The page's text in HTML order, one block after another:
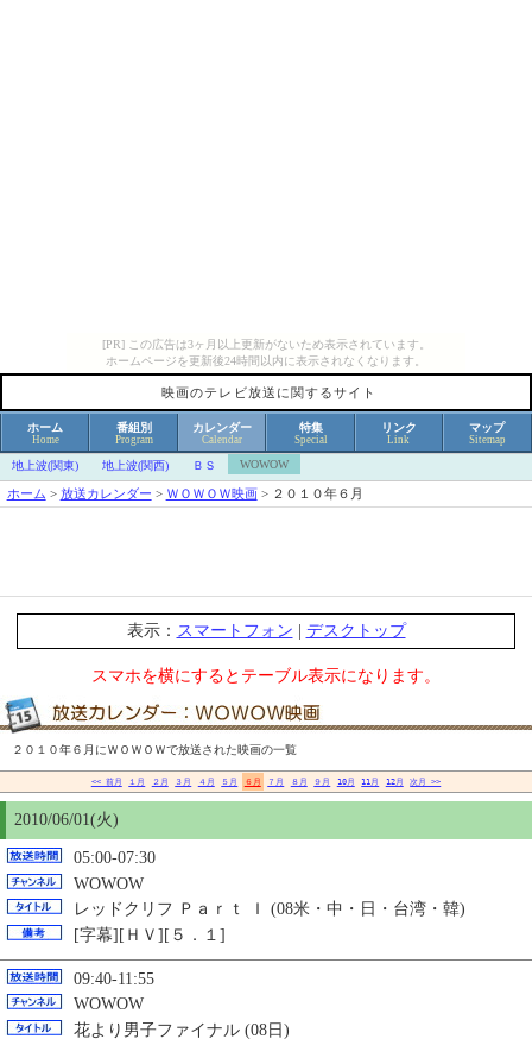
[PR] この広告は3ヶ月以上更新がないため表示されています。
ホームページを更新後24時間以内に表示されなくなります。
映画のテレビ放送に関するサイト
ホーム
Home
番組別
Program
カレンダー
Calendar
特集
Special
リンク
Link
マップ
Sitemap
地上波(関東) 地上波(関西) ＢＳ WOWOW
ホーム > 放送カレンダー > ＷＯＷＯＷ映画> ２０１０年６月
表示： スマートフォン デスクトップ
スマホを横にするとテーブル表示になります。
２０１０年６月にＷＯＷＯＷで放送された映画の一覧
<< 前月 １月 ２月 ３月 ４月 ５月 ６月 ７月 ８月 ９月 10月 11月 12月 次月 >>
2010/06/01(火)
05:00-07:30
WOWOW
レッドクリフ Ｐａｒｔ Ｉ (08米・中・日・台湾・韓)
[字幕][ＨＶ][５．１]
09:40-11:55
WOWOW
花より男子ファイナル (08日)